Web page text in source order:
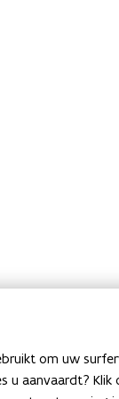
om uw
aanvaardt? Klik